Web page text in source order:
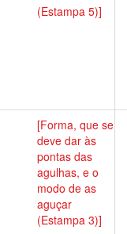
(Estampa 5)]
[Forma, que se
deve dar às
pontas das
agulhas, e o
modo de as
aguçar
(Estampa 3)]